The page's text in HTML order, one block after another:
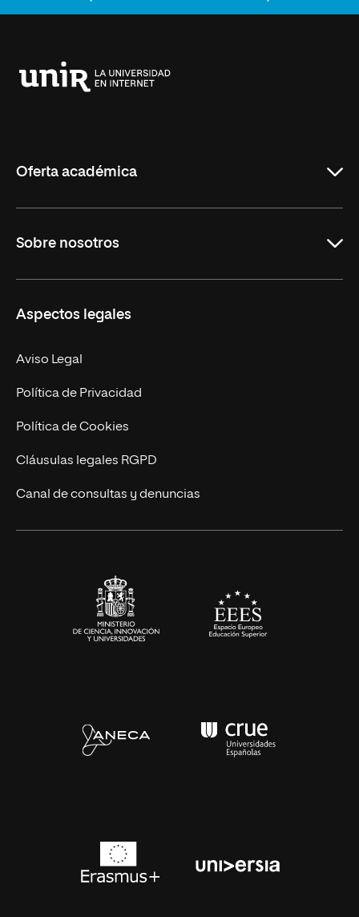
Oferta académica
Másteres Oficiales
Másteres Propios
Doctorados
Experto Universitario
Postgrados
Cursos Universitarios
Sobre nosotros
Facultades
Nuestro Equipo
Trabaja en UNIR
Actualidad
UNIR Revista
Eventos
Aspectos legales
Aviso Legal
Política de Privacidad
Política de Cookies
Cláusulas legales RGPD
Canal de consultas y denuncias